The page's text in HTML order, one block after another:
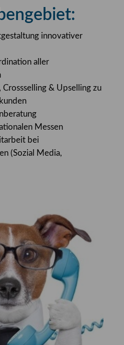
innovativer
aller
Crossselling & Upselling zu
Messen
bei
(Sozial Media,